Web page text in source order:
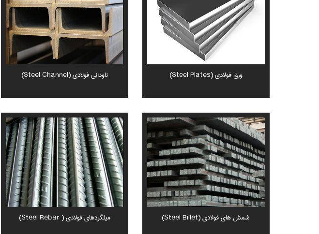
ناودانی فولادی (Steel Channel) ورق فولادی (Steel Plates)
میلگردهای فولادی ( Steel Rebar) شمش های فولادی (Steel Billet)